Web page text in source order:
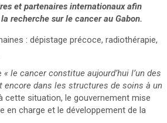
et partenaires internationaux afin
recherche sur le cancer au Gabon.
: dépistage précoce, radiothérapie,
« le cancer constitue aujourd’hui l’un des
encore dans les structures de soins à un
cette situation, le gouvernement mise
en charge et le développement de la